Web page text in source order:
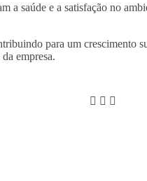
a saúde e a satisfação no
para um
empresa.